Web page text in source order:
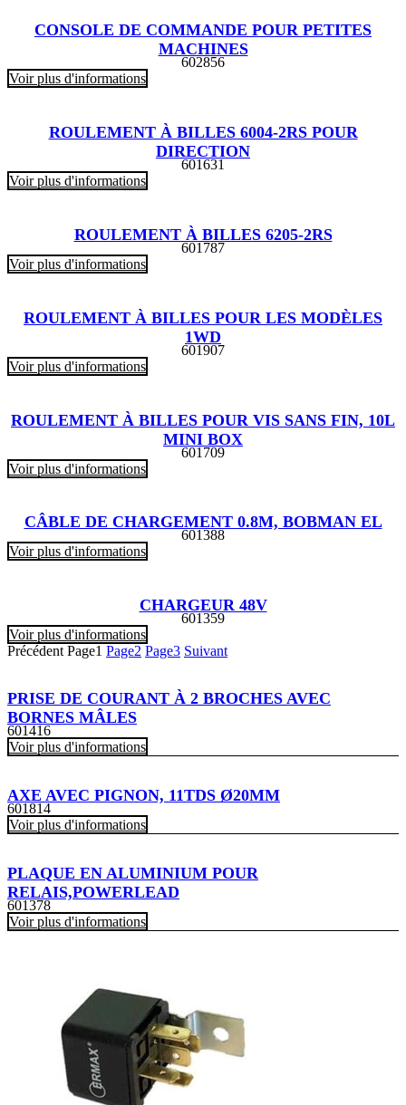
CONSOLE DE COMMANDE POUR PETITES
MACHINES
602856
Voir plus d'informations
ROULEMENT À BILLES 6004-2RS POUR
DIRECTION
601631
Voir plus d'informations
ROULEMENT À BILLES 6205-2RS
601787
Voir plus d'informations
ROULEMENT À BILLES POUR LES MODÈLES
1WD
601907
Voir plus d'informations
ROULEMENT À BILLES POUR VIS SANS FIN, 10L
MINI BOX
601709
Voir plus d'informations
CÂBLE DE CHARGEMENT 0.8M, BOBMAN EL
601388
Voir plus d'informations
CHARGEUR 48V
601359
Voir plus d'informations
Précédent Page1 Page2 Page3 Suivant
PRISE DE COURANT À 2 BROCHES AVEC
BORNES MÂLES
601416
Voir plus d'informations
AXE AVEC PIGNON, 11TDS Ø20MM
601814
Voir plus d'informations
PLAQUE EN ALUMINIUM POUR
RELAIS,POWERLEAD
601378
Voir plus d'informations